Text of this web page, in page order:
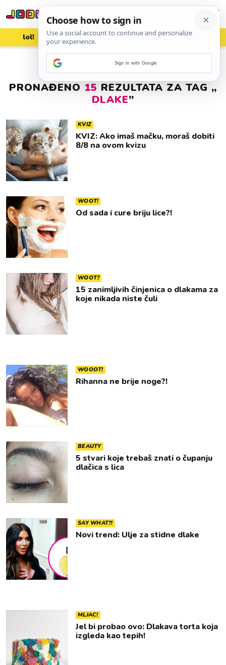
lol! aww vrh! woot?!
PRONAĐENO 15 REZULTATA ZA TAG „
DLAKE”
KVIZ
KVIZ: Ako imaš mačku, moraš dobiti
8/8 na ovom kvizu
WOOT!
Od sada i cure briju lice?!
WOOT?
15 zanimljivih činjenica o dlakama za
koje nikada niste čuli
WOOOT!
Rihanna ne brije noge?!
BEAUTY
5 stvari koje trebaš znati o čupanju
dlačica s lica
SAY WHAT?!
Novi trend: Ulje za stidne dlake
MLJAC!
Jel bi probao ovo: Dlakava torta koja
izgleda kao tepih!
Sign in with Google